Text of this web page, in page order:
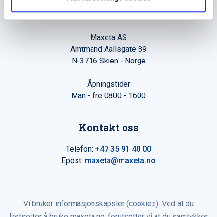
Hovedkontor
Maxeta AS
Amtmand Aallsgate 89
N-3716 Skien - Norge
Åpningstider
Man - fre 0800 - 1600
Kontakt oss
Telefon: +47 35 91 40 00
Epost: maxeta@maxeta.no
Vi bruker informasjonskapsler (cookies). Ved at du